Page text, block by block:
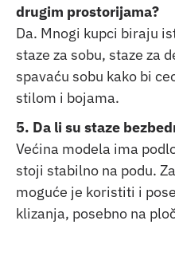
drugim prostorijama?
Da. Mnogi kupci biraju
staze za sobu, staze za
spavaću sobu kako bi
stilom i bojama.
5. Da li su staze
Većina modela ima
stoji stabilno na podu.
moguće je koristiti i
klizanja, posebno na